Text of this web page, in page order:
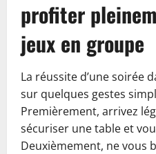
profiter
jeux en groupe
La réussite d’une soirée
sur quelques gestes
Premièrement, arrivez
sécuriser une table et
Deuxièmement, ne vous